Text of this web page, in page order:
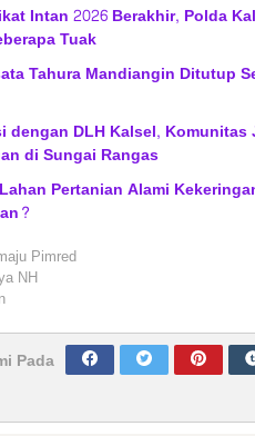
Intan 2026 Berakhir, Polda
Tuak
Tahura Mandiangin Ditutup
dengan DLH Kalsel,
di Sungai Rangas
Pertanian Alami
Pimred
NH
Pada